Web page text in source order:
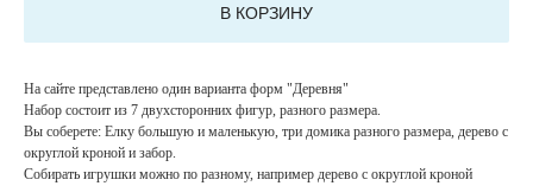
В КОРЗИНУ
На сайте представлено один варианта форм "Деревня"
Набор состоит из 7 двухсторонних фигур, разного размера.
Вы соберете: Елку большую и маленькую, три домика разного размера, дерево с
округлой кроной и забор.
Собирать игрушки можно по разному, например дерево с округлой кроной